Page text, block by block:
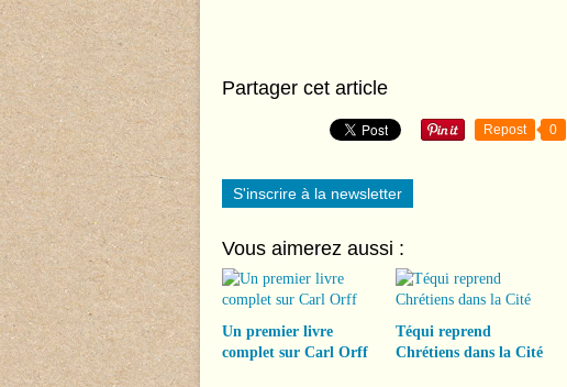
Partager cet article
Repost 0
S'inscrire à la newsletter
Vous aimerez aussi :
Un premier livre
complet sur Carl Orff
Téqui reprend
Chrétiens dans la Cité